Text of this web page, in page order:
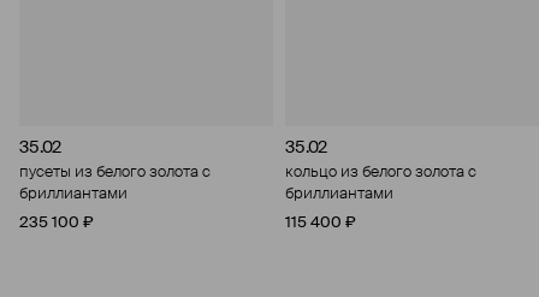
35.02
пусеты из белого золота с
бриллиантами
235 100 ₽
35.02
кольцо из белого золота с
бриллиантами
115 400 ₽